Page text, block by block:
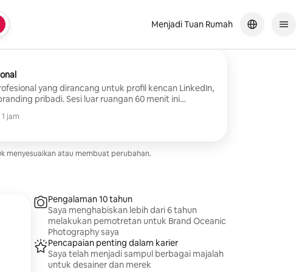
Menjadi Tuan Rumah
yang dirancang untuk profil kencan LinkedIn,
pribadi. Sesi luar ruangan 60 menit ini
mengenai pose dan ekspresi sehingga tidak
diedit secara profesional yang dikirimkan melalui
yang siap digunakan untuk profil profesional atau
1 jam
menyesuaikan atau membuat perubahan.
Pengalaman 10 tahun
Saya menghabiskan lebih dari 6 tahun
melakukan pemotretan untuk Brand Oceanic
Photography saya
Pencapaian penting dalam karier
Saya telah menjadi sampul berbagai majalah
untuk desainer dan merek